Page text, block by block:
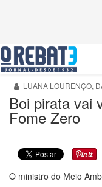
LUANA LOURENÇO,
Boi pirata vai
Fome Zero
O ministro do Meio